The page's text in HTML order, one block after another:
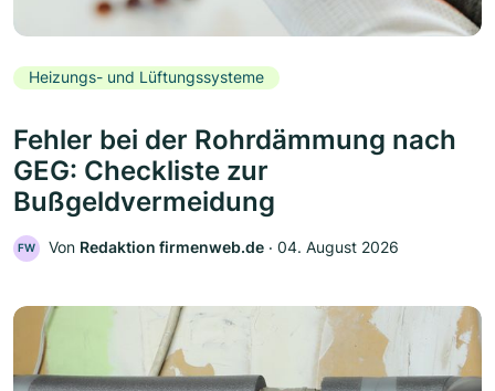
Heizungs- und Lüftungssysteme
Fehler bei der Rohrdämmung nach
GEG: Checkliste zur
Bußgeldvermeidung
FW Von Redaktion firmenweb.de ‧ 04. August 2026